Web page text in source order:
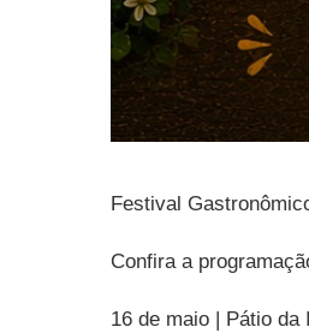
Festival
Confira a
16 de maio | Pátio da